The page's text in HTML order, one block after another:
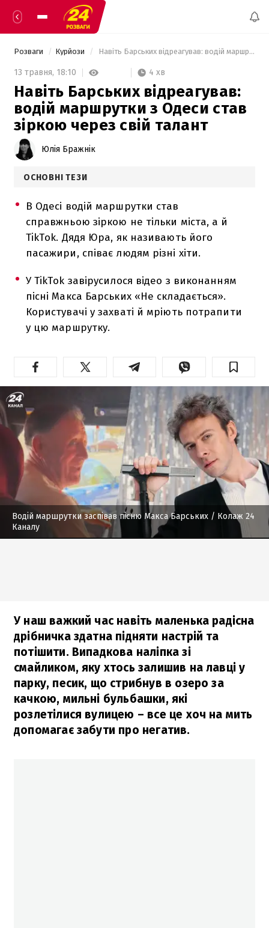
Розваги Курйози Навіть Барських відреагував: водій маршрутки з Одеси став зіркою через свій талант
13 травня, 18:10 4 хв
Навіть Барських відреагував:
водій маршрутки з Одеси став
зіркою через свій талант
Юлія Бражнік
ОСНОВНІ ТЕЗИ
В Одесі водій маршрутки став
справжньою зіркою не тільки міста, а й
TikTok. Дядя Юра, як називають його
пасажири, співає людям різні хіти.
У TikTok завірусилося відео з виконанням
пісні Макса Барських «Не складається».
Користувачі у захваті й мріють потрапити
у цю маршрутку.
Водій маршрутки заспівав пісню Макса Барських / Колаж 24
Каналу
У наш важкий час навіть маленька радісна
дрібничка здатна підняти настрій та
потішити. Випадкова наліпка зі
смайликом, яку хтось залишив на лавці у
парку, песик, що стрибнув в озеро за
качкою, мильні бульбашки, які
розлетілися вулицею – все це хоч на мить
допомагає забути про негатив.